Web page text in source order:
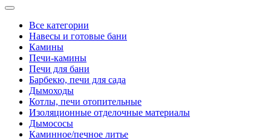
Все категории
Навесы и готовые бани
Камины
Печи-камины
Печи для бани
Барбекю, печи для сада
Дымоходы
Котлы, печи отопительные
Изоляционные отделочные материалы
Дымососы
Каминное/печное литье